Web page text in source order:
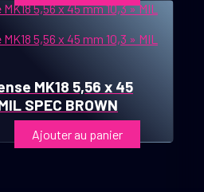
MK18 5,56 x 45
SPEC BROWN
Ajouter au panier